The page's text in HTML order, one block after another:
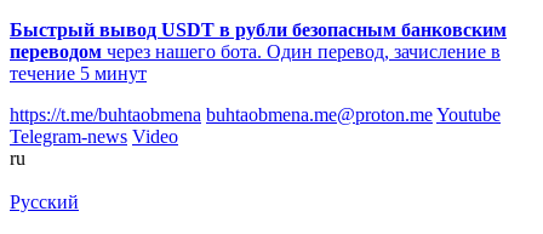
Быстрый вывод USDT в рубли безопасным банковским
переводом через нашего бота. Один перевод, зачисление в
течение 5 минут
https://t.me/buhtaobmena buhtaobmena.me@proton.meYoutube
Telegram-news Video
ru
Русский